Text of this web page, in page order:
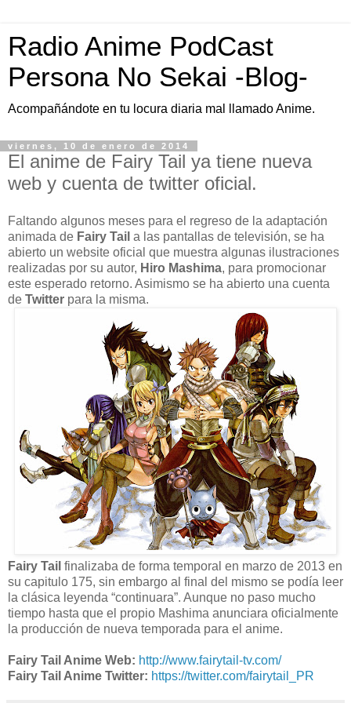
Radio Anime PodCast
Persona No Sekai -Blog-
Acompañándote en tu locura diaria mal llamado Anime.
viernes, 10 de enero de 2014
El anime de Fairy Tail ya tiene nueva
web y cuenta de twitter oficial.
Faltando algunos meses para el regreso de la adaptación
animada de Fairy Tail a las pantallas de televisión, se ha
abierto un website oficial que muestra algunas ilustraciones
realizadas por su autor, Hiro Mashima, para promocionar
este esperado retorno. Asimismo se ha abierto una cuenta
de Twitter para la misma.
Fairy Tail finalizaba de forma temporal en marzo de 2013 en
su capitulo 175, sin embargo al final del mismo se podía leer
la clásica leyenda “continuara”. Aunque no paso mucho
tiempo hasta que el propio Mashima anunciara oficialmente
la producción de nueva temporada para el anime.
Fairy Tail Anime Web: http://www.fairytail-tv.com/
Fairy Tail Anime Twitter: https://twitter.com/fairytail_PR